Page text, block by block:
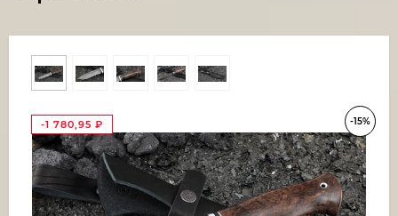
-15%
-1 780,95 ₽